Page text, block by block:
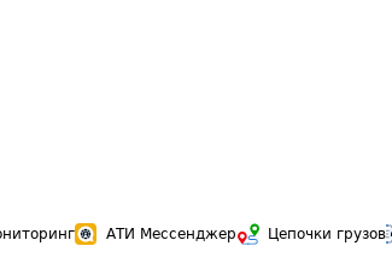
АТИ Мессенджер Цепочки грузов